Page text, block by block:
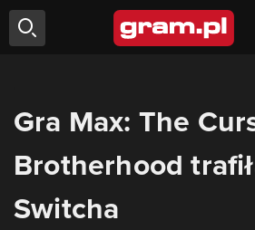
Gra Max: The
Brotherhood
Switcha